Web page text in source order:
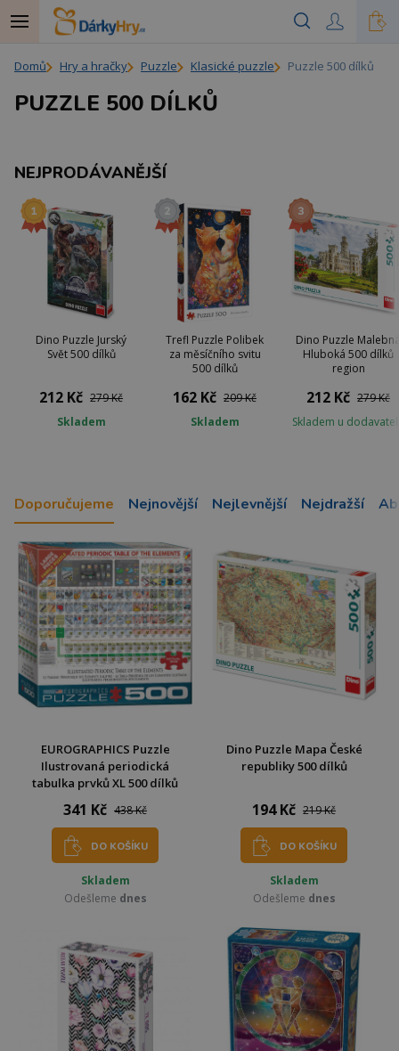
Domů Hry a hračky Puzzle Klasické puzzle Puzzle 500 dílků
PUZZLE 500 DÍLKŮ
NEJPRODÁVANĚJŠÍ
Dino Puzzle Jurský
Svět 500 dílků
212 Kč 279 Kč
Skladem
Trefl Puzzle Polibek
za měsíčního svitu
500 dílků
162 Kč 209 Kč
Skladem
Dino Puzzle
Hluboká 500 dílků
region
212 Kč 279 Kč
Skladem u
Doporučujeme Nejnovější Nejlevnější Nejdražší
EUROGRAPHICS Puzzle
Ilustrovaná periodická
tabulka prvků XL 500 dílků
341 Kč 438 Kč
DO KOŠÍKU
Skladem
Odešleme dnes
Dino Puzzle Mapa České
republiky 500 dílků
194 Kč 219 Kč
DO KOŠÍKU
Skladem
Odešleme dnes